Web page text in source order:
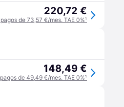
220,72 €
de 73,57 €/mes. TAE 0%¹
148,49 €
de 49,49 €/mes. TAE 0%¹